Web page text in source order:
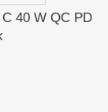
40 W QC PD